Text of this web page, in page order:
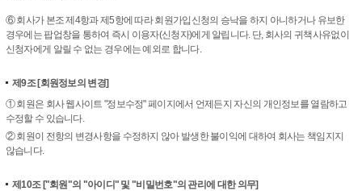
⑥ 회사가 본조 제4항과 제5항에 따라 회원가입신청의 승낙을 하지 아니하거나 유보한
경우에는 팝업창을 통하여 즉시 이용자(신청자)에게 알립니다. 단, 회사의 귀책사유없이
신청자에게 알릴 수 없는 경우에는 예외로 합니다.
제9조[회원정보의 변경]
① 회원은 회사 웹사이트 "정보수정" 페이지에서 언제든지 자신의 개인정보를 열람하고
수정할 수 있습니다.
② 회원이 전항의 변경사항을 수정하지 않아 발생한 불이익에 대하여 회사는 책임지지
않습니다.
제10조["회원"의 "아이디" 및 "비밀번호"의 관리에 대한 의무]